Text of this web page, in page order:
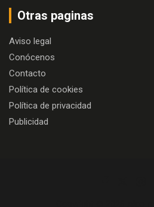
Otras paginas
Aviso legal
Conócenos
Contacto
Política de cookies
Política de privacidad
Publicidad